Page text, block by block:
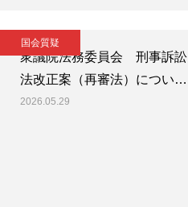
国会質疑
衆議院法務委員会 刑事訴訟
法改正案（再審法）につい…
2026.05.29